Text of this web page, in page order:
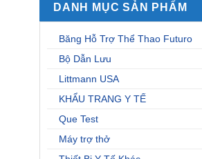
DANH MỤC SẢN PHẨM
Băng Hỗ Trợ Thể Thao Futuro
Bộ Dẫn Lưu
Littmann USA
KHẨU TRANG Y TẾ
Que Test
Máy trợ thở